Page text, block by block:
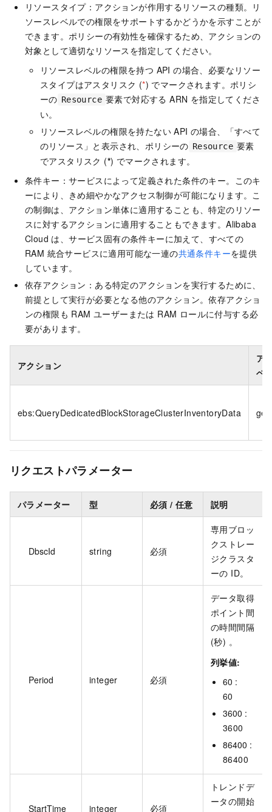
リソースタイプ：アクションが作用するリソースの種類。リ
ソースレベルでの権限をサポートするかどうかを示すことが
できます。ポリシーの有効性を確保するため、アクションの
対象として適切なリソースを指定してください。
リソースレベルの権限を持つ API の場合、必要なリソー
スタイプはアスタリスク (*) でマークされます。ポリシ
ーの Resource 要素で対応する ARN を指定してくださ
い。
リソースレベルの権限を持たない API の場合、「すべて
のリソース」と表示され、ポリシーの Resource 要素
でアスタリスク (*) でマークされます。
条件キー：サービスによって定義された条件のキー。このキ
ーにより、きめ細やかなアクセス制御が可能になります。こ
の制御は、アクション単体に適用することも、特定のリソー
スに対するアクションに適用することもできます。Alibaba
Cloud は、サービス固有の条件キーに加えて、すべての
RAM 統合サービスに適用可能な一連の共通条件キーを提供
しています。
依存アクション：ある特定のアクションを実行するために、
前提として実行が必要となる他のアクション。依存アクショ
ンの権限も RAM ユーザーまたは RAM ロールに付与する必
要があります。
アクション
ア
ベ
ebs:QueryDedicatedBlockStorageClusterInventoryData get
リクエストパラメーター
パラメーター 型 必須 / 任意 説明
DbscId string 必須
専用ブロッ
クストレー
ジクラスタ
ーの ID。
Period integer 必須
データ取得
ポイント間
の時間間隔
(秒) 。
列挙値:
60 :
60
3600 :
3600
86400 :
86400
StartTime integer 必須
トレンドデ
ータの開始